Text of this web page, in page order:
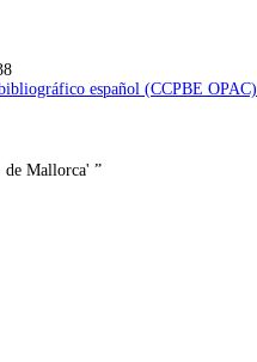
español (CCPBE OPAC)
Mallorca' ”